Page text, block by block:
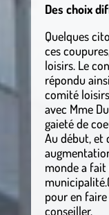
Des choix
Quelques
ces
loisirs. Le
répondu
comité
avec Mme
gaieté de
Au début, et
monde a
pour en
conseiller.